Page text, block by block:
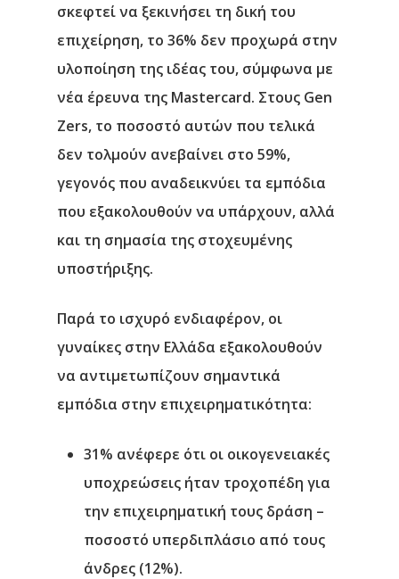
σκεφτεί να ξεκινήσει τη δική του
επιχείρηση, το 36% δεν προχωρά στην
υλοποίηση της ιδέας του, σύμφωνα με
νέα έρευνα της Mastercard. Στους Gen
Zers, το ποσοστό αυτών που τελικά
δεν τολμούν ανεβαίνει στο 59%,
γεγονός που αναδεικνύει τα εμπόδια
που εξακολουθούν να υπάρχουν, αλλά
και τη σημασία της στοχευμένης
υποστήριξης.
Παρά το ισχυρό ενδιαφέρον, οι
γυναίκες στην Ελλάδα εξακολουθούν
να αντιμετωπίζουν σημαντικά
εμπόδια στην επιχειρηματικότητα:
31% ανέφερε ότι οι οικογενειακές
υποχρεώσεις ήταν τροχοπέδη για
την επιχειρηματική τους δράση –
ποσοστό υπερδιπλάσιο από τους
άνδρες (12%).